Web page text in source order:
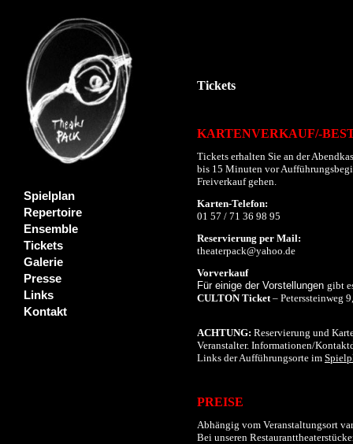
Spielplan
Repertoire
Ensemble
Tickets
Galerie
Presse
Links
Kontakt
Tickets
KARTENVERKAUF/-
Tickets erhalten Sie an der
bis 15 Minuten vor
Freiverkauf gehen.
Karten-Telefon:
01 57 / 71 36 98 95
Reservierung per Mail:
theaterpack@yahoo.de
Vorverkauf
Für einige der Vorstellungen gibt
CULTON Ticket– Peterssteinweg
ACHTUNG: Reservierung und
Veranstalter. Informationen/
Links derAufführungsorte im
PREISE
Abhängig vom Veranstaltungsort
Bei unseren